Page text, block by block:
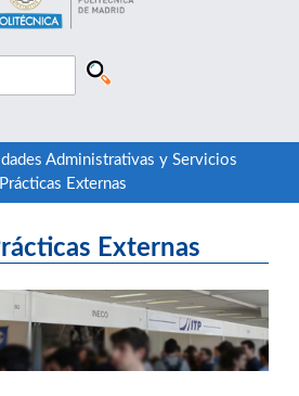
Administrativas y Servicios
Externas
Externas